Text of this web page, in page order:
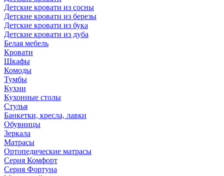
Детские кровати из сосны
Детские кровати из березы
Детские кровати из бука
Детские кровати из дуба
Белая мебель
Кровати
Шкафы
Комоды
Тумбы
Кухни
Кухонные столы
Стулья
Банкетки, кресла, лавки
Обувницы
Зеркала
Матрасы
Ортопедические матрасы
Серия Комфорт
Серия Фортуна